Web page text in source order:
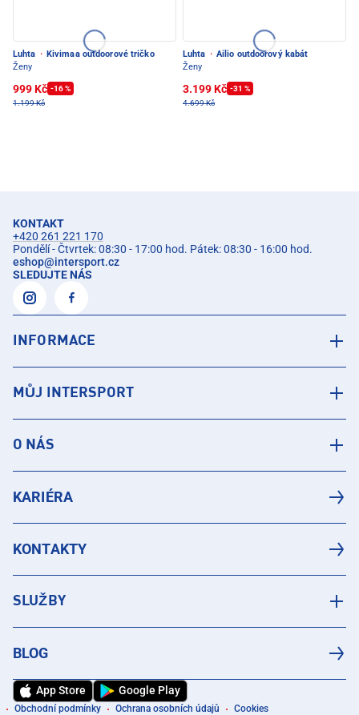
Luhta · Kivimaa outdoorové tričko
Ženy
999 Kč -16 %
1.199 Kč
Luhta · Ailio outdoorový kabát
Ženy
3.199 Kč -31 %
4.699 Kč
KONTAKT
+420 261 221 170
Pondělí - Čtvrtek: 08:30 - 17:00 hod. Pátek: 08:30 - 16:00 hod.
eshop@intersport.cz
SLEDUJTE NÁS
INFORMACE
MŮJ INTERSPORT
O NÁS
KARIÉRA
KONTAKTY
SLUŽBY
BLOG
App Store Google Play
Obchodní podmínky Ochrana osobních údajů Cookies